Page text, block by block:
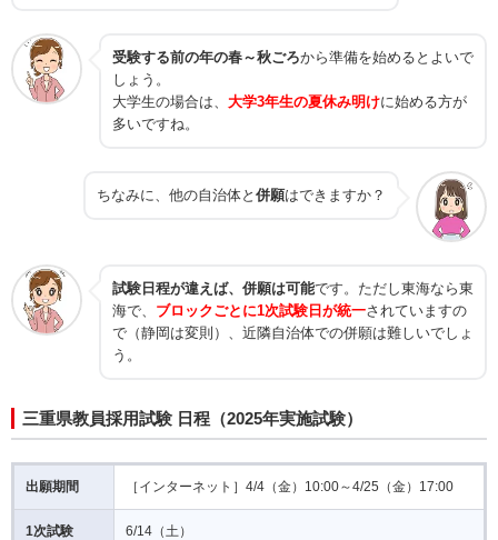
受験する前の年の春～秋ごろから準備を始めるとよいで
しょう。
大学生の場合は、 大学3年生の夏休み明けに始める方が
多いですね。
ちなみに、他の自治体と 併願はできますか？
試験日程が違えば、併願は可能です。ただし東海なら東
海で、 ブロックごとに1次試験日が統一されていますの
で（静岡は変則）、近隣自治体での併願は難しいでしょ
う。
三重県教員採用試験 日程（2025年実施試験）
出願期間 ［インターネット］4/4（金）10:00～4/25（金）17:00
1次試験 6/14（土）